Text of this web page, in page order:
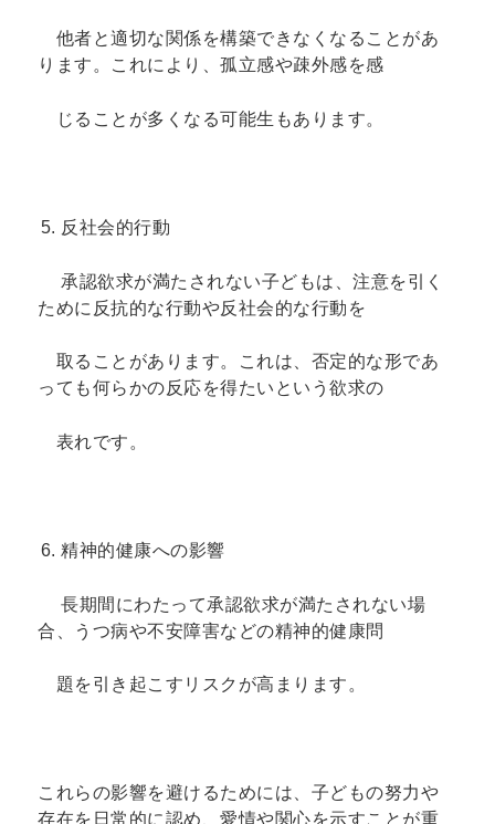
他者と適切な関係を構築できなくなることがあ
ります。これにより、孤立感や疎外感を感
じることが多くなる可能生もあります。
反社会的行動
承認欲求が満たされない子どもは、注意を引く
ために反抗的な行動や反社会的な行動を
取ることがあります。これは、否定的な形であ
っても何らかの反応を得たいという欲求の
表れです。
精神的健康への影響
長期間にわたって承認欲求が満たされない場
合、うつ病や不安障害などの精神的健康問
題を引き起こすリスクが高まります。
これらの影響を避けるためには、子どもの努力や
存在を日常的に認め、愛情や関心を示すことが重